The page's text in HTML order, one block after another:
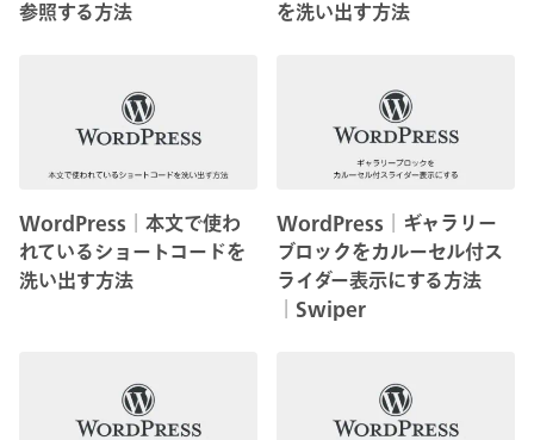
参照する方法
を洗い出す方法
WordPress│本文で使わ
れているショートコードを
洗い出す方法
WordPress│ギャラリー
ブロックをカルーセル付ス
ライダー表示にする方法
│Swiper